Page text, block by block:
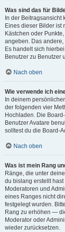
Was sind das für
In der
Eines dieser Bilder ist
Kästchen oder
angeben. Das andere,
Es handelt sich
Benutzer zu Benutzer
Nach oben
Wie verwende ich
In deinem
der folgenden vier
Hochladen. Die
Benutzer Avatare
solltest du die Board-
Nach oben
Was ist mein Rang
Ränge, die unter
du bislang erstellt
Moderatoren und
eines Ranges nicht
festgelegt wurden.
Rang zu erhöhen —
Moderator oder
wieder zurücksetzen.